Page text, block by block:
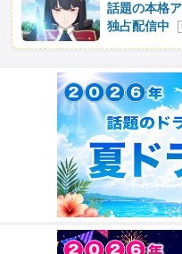
話題の本格
独占配信中